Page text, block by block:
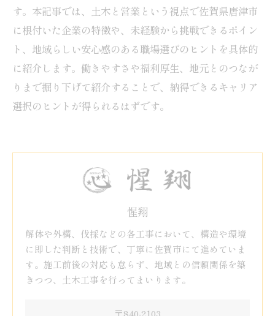
す。本記事では、土木と営業という視点で佐賀県唐津市
に根付いた企業の特徴や、未経験から挑戦できるポイン
ト、地域らしい安心感のある職場選びのヒントを具体的
に紹介します。働きやすさや福利厚生、地元とのつなが
りまで掘り下げて紹介することで、納得できるキャリア
選択のヒントが得られるはずです。
惺翔
解体や外構、伐採などの各工事において、構造や環境
に即した判断と技術で、丁寧に佐賀市にて進めていま
す。施工前後の対応も怠らず、地域との信頼関係を築
きつつ、土木工事を行ってまいります。
〒840-2103